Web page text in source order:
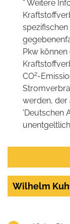
* Weitere
spezifischen
Pkw
CO2-
werden, der
'Deutschen
Wilhelm